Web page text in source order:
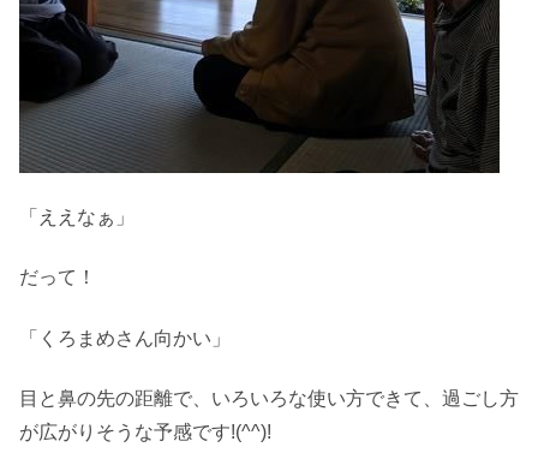
「ええなぁ」
だって！
「くろまめさん向かい」
目と鼻の先の距離で、いろいろな使い方できて、過ごし方
が広がりそうな予感です!(^^)!